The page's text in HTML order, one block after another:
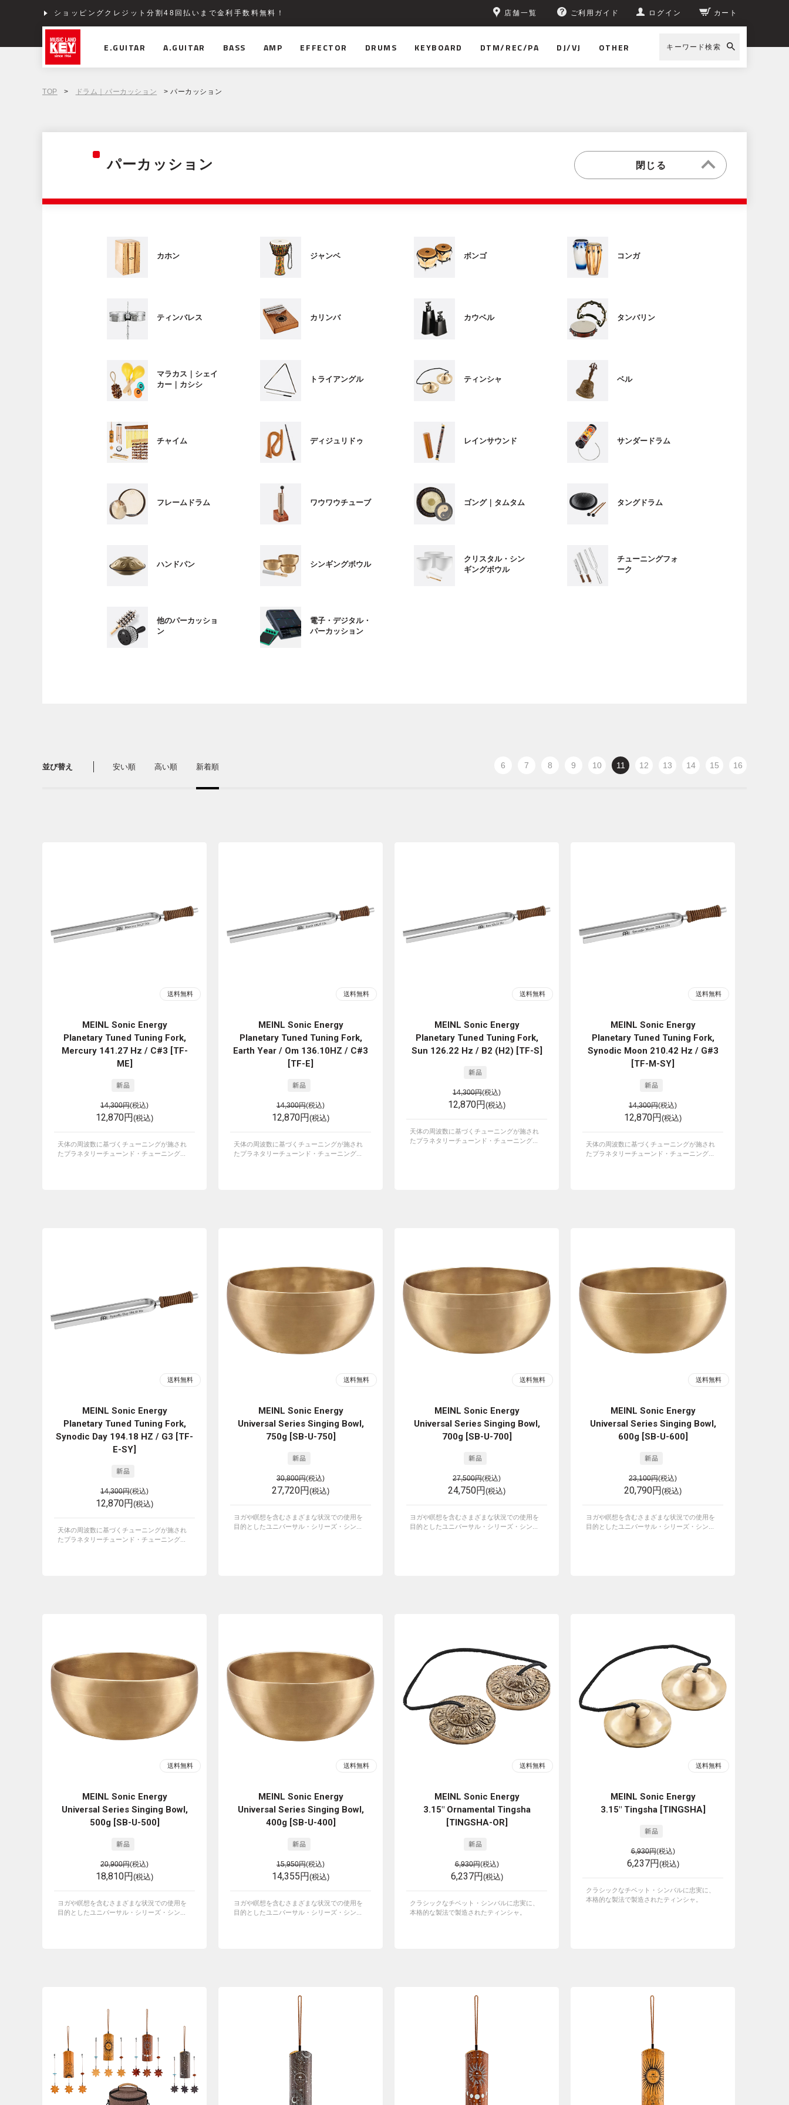
ショッピングクレジット分割48回払いまで金利手数料無料！ 店舗一覧 ご利用ガイド ログイン カート
E.GUITAR A.GUITAR BASS AMP EFFECTOR DRUMS KEYBOARD DTM/REC/PA DJ/VJ OTHER キーワード検索
TOP > ドラム｜パーカッション > パーカッション
パーカッション
カホン ジャンベ ボンゴ コンガ
ティンバレス カリンバ カウベル タンバリン
マラカス｜シェイ
カー｜カシシ
トライアングル ティンシャ ベル
チャイム ディジュリドゥ レインサウンド サンダードラム
フレームドラム ワウワウチューブ ゴング｜タムタム タングドラム
ハンドパン シンギングボウル
クリスタル・シン
ギングボウル
チューニングフォ
ーク
他のパーカッショ
ン
電子・デジタル・
パーカッション
並び替え 安い順 高い順 新着順 6 7 8 9 10 11 12 13 14 15 16
MEINL Sonic Energy
Planetary Tuned Tuning Fork,
Mercury 141.27 Hz / C#3 [TF-
ME]
14,300円(税込)
12,870円(税込)
天体の周波数に基づくチューニングが施され
たプラネタリーチューンド・チューニング...
MEINL Sonic Energy
Planetary Tuned Tuning Fork,
Earth Year / Om 136.10HZ / C#3
[TF-E]
14,300円(税込)
12,870円(税込)
天体の周波数に基づくチューニングが施され
たプラネタリーチューンド・チューニング...
MEINL Sonic Energy
Planetary Tuned Tuning Fork,
Sun 126.22 Hz / B2 (H2) [TF-S]
14,300円(税込)
12,870円(税込)
天体の周波数に基づくチューニングが施され
たプラネタリーチューンド・チューニング...
MEINL Sonic Energy
Planetary Tuned Tuning Fork,
Synodic Moon 210.42 Hz / G#3
[TF-M-SY]
14,300円(税込)
12,870円(税込)
天体の周波数に基づくチューニングが施され
たプラネタリーチューンド・チューニング...
MEINL Sonic Energy
Planetary Tuned Tuning Fork,
Synodic Day 194.18 HZ / G3 [TF-
E-SY]
14,300円(税込)
12,870円(税込)
天体の周波数に基づくチューニングが施され
たプラネタリーチューンド・チューニング...
MEINL Sonic Energy
Universal Series Singing Bowl,
750g [SB-U-750]
30,800円(税込)
27,720円(税込)
ヨガや瞑想を含むさまざまな状況での使用を
目的としたユニバーサル・シリーズ・シン...
MEINL Sonic Energy
Universal Series Singing Bowl,
700g [SB-U-700]
27,500円(税込)
24,750円(税込)
ヨガや瞑想を含むさまざまな状況での使用を
目的としたユニバーサル・シリーズ・シン...
MEINL Sonic Energy
Universal Series Singing Bowl,
600g [SB-U-600]
23,100円(税込)
20,790円(税込)
ヨガや瞑想を含むさまざまな状況での使用を
目的としたユニバーサル・シリーズ・シン...
MEINL Sonic Energy
Universal Series Singing Bowl,
500g [SB-U-500]
20,900円(税込)
18,810円(税込)
ヨガや瞑想を含むさまざまな状況での使用を
目的としたユニバーサル・シリーズ・シン...
MEINL Sonic Energy
Universal Series Singing Bowl,
400g [SB-U-400]
15,950円(税込)
14,355円(税込)
ヨガや瞑想を含むさまざまな状況での使用を
目的としたユニバーサル・シリーズ・シン...
MEINL Sonic Energy
3.15" Ornamental Tingsha
[TINGSHA-OR]
6,930円(税込)
6,237円(税込)
クラシックなチベット・シンバルに忠実に、
本格的な製法で製造されたティンシャ。
MEINL Sonic Energy
3.15" Tingsha [TINGSHA]
6,930円(税込)
6,237円(税込)
クラシックなチベット・シンバルに忠実に、
本格的な製法で製造されたティンシャ。